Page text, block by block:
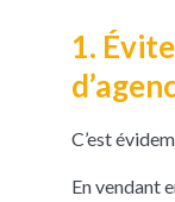
1.
C’est
En vendant